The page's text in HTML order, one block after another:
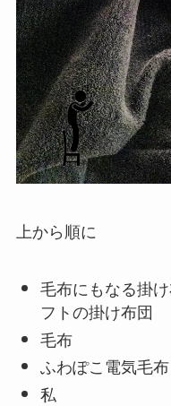
上から順に
毛布にもなる掛
フトの掛け布団
毛布
ふわぽこ電気毛布
私